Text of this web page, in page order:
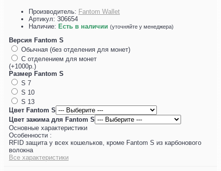
Производитель: Fantom Wallet
Артикул: 306654
Наличие: Есть в наличии (уточняйте у менеджера)
Версия Fantom S
Обычная (без отделения для монет)
С отделением для монет
(+1000р.)
Размер Fantom S
S 7
S 10
S 13
Цвет Fantom S
Цвет зажима для Fantom S
Основные характеристики
Особенности :
RFID защита у всех кошельков, кроме Fantom S из карбонового
волокна
Все характеристики